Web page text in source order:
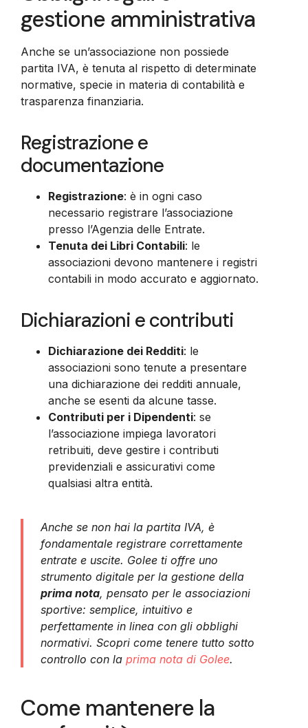
gestione amministrativa
Anche se un’associazione non possiede
partita IVA, è tenuta al rispetto di determinate
normative, specie in materia di contabilità e
trasparenza finanziaria.
Registrazione e
documentazione
Registrazione: è in ogni caso
necessario registrare l’associazione
presso l’Agenzia delle Entrate.
Tenuta dei Libri Contabili: le
associazioni devono mantenere i registri
contabili in modo accurato e aggiornato.
Dichiarazioni e contributi
Dichiarazione dei Redditi: le
associazioni sono tenute a presentare
una dichiarazione dei redditi annuale,
anche se esenti da alcune tasse.
Contributi per i Dipendenti: se
l’associazione impiega lavoratori
retribuiti, deve gestire i contributi
previdenziali e assicurativi come
qualsiasi altra entità.
Anche se non hai la partita IVA, è
fondamentale registrare correttamente
entrate e uscite. Golee ti offre uno
strumento digitale per la gestione della
prima nota, pensato per le associazioni
sportive: semplice, intuitivo e
perfettamente in linea con gli obblighi
normativi. Scopri come tenere tutto sotto
controllo con la prima nota di Golee.
Come mantenere la